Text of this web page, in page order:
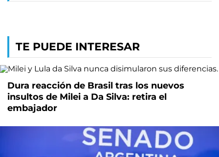
TE PUEDE INTERESAR
Dura reacción de Brasil tras los nuevos
insultos de Milei a Da Silva: retira el
embajador